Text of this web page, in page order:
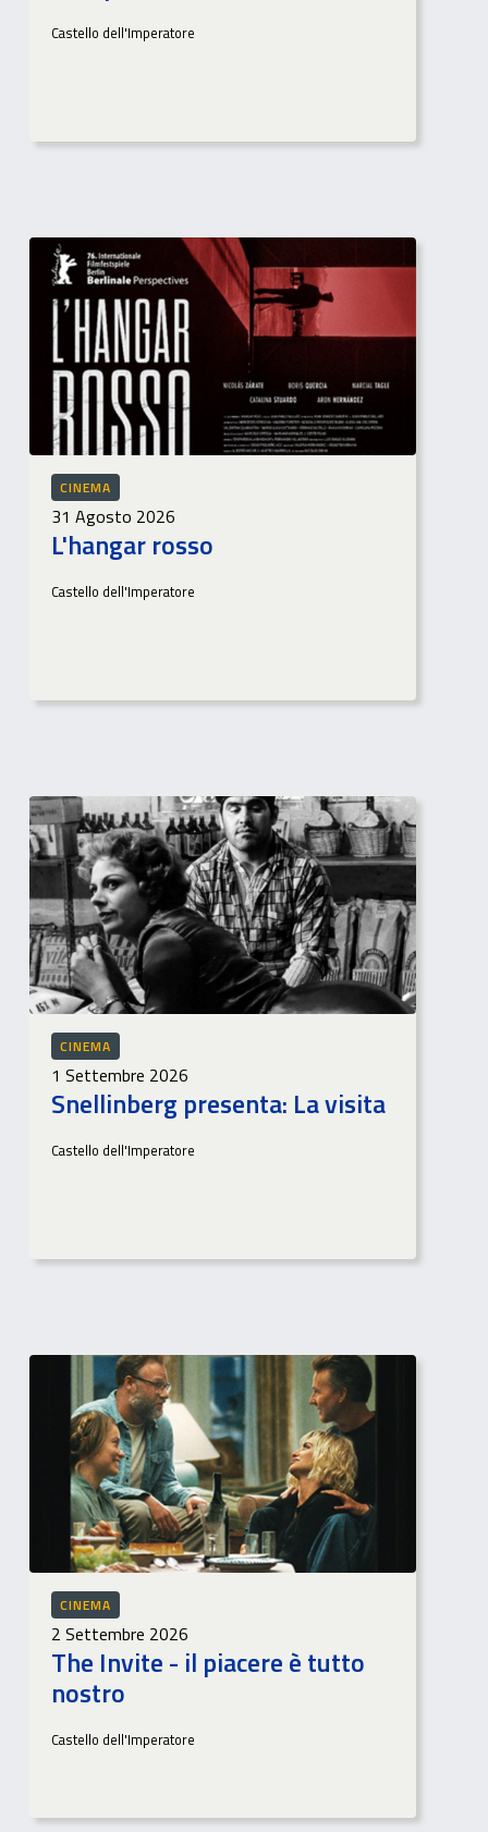
Castello dell'Imperatore
CINEMA
31 Agosto 2026
L'hangar rosso
Castello dell'Imperatore
CINEMA
1 Settembre 2026
Snellinberg presenta: La visita
Castello dell'Imperatore
CINEMA
2 Settembre 2026
The Invite - il piacere è tutto
nostro
Castello dell'Imperatore